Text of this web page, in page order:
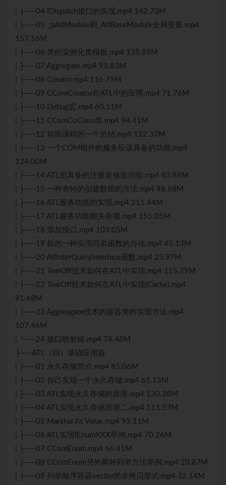
| ├──04 IDispatch接口的实现.mp4 142.73M
| ├──05 _pAtlModule和_AtlBaseModule全局变量.mp4
157.16M
| ├──06 类的实例化类模板.mp4 135.89M
| ├──07 Aggregate.mp4 93.83M
| ├──08 Creator.mp4 116.79M
| ├──09 CComCreator在ATL中的应用.mp4 71.76M
| ├──10 Debug宏.mp4 60.51M
| ├──11 CComCoClass类.mp4 94.41M
| ├──12 前面课程的一个总结.mp4 122.37M
| ├──13 一个COM组件的服务应该具备的功能.mp4
124.00M
| ├──14 ATL所具备的注册表修改功能.mp4 83.88M
| ├──15 一种奇特的创建数组的方法.mp4 98.68M
| ├──16 ATL服务功能的实现.mp4 211.44M
| ├──17 ATL服务功能相关杂项.mp4 155.05M
| ├──18 添加接口.mp4 103.05M
| ├──19 新的一种实现同名函数的办法.mp4 45.13M
| ├──20 AtlInterQueryInterface函数.mp4 25.97M
| ├──21 TearOff技术如何在ATL中实现.mp4 115.29M
| ├──22 TearOff技术如何在ATL中实现(Cache).mp4
91.68M
| ├──23 Aggreagate技术的容器类的实现方法.mp4
107.46M
| └──24 接口映射链.mp4 78.48M
├──ATL（四）基础应用篇
| ├──01 永久存储简介.mp4 85.06M
| ├──02 自己实现一个永久存储.mp4 61.13M
| ├──03 ATL实现永久存储的原理.mp4 130.28M
| ├──04 ATL实现永久存储原理二.mp4 113.57M
| ├──05 Marshal As Value.mp4 93.11M
| ├──06 ATL实现IEnumXXX举例.mp4 70.26M
| ├──07 CComEnum.mp4 66.41M
| ├──08 CComEnum另外两种列举方法举例.mp4 20.87M
| ├──09 列举顺序容器vector的非拷贝形式.mp4 32.14M